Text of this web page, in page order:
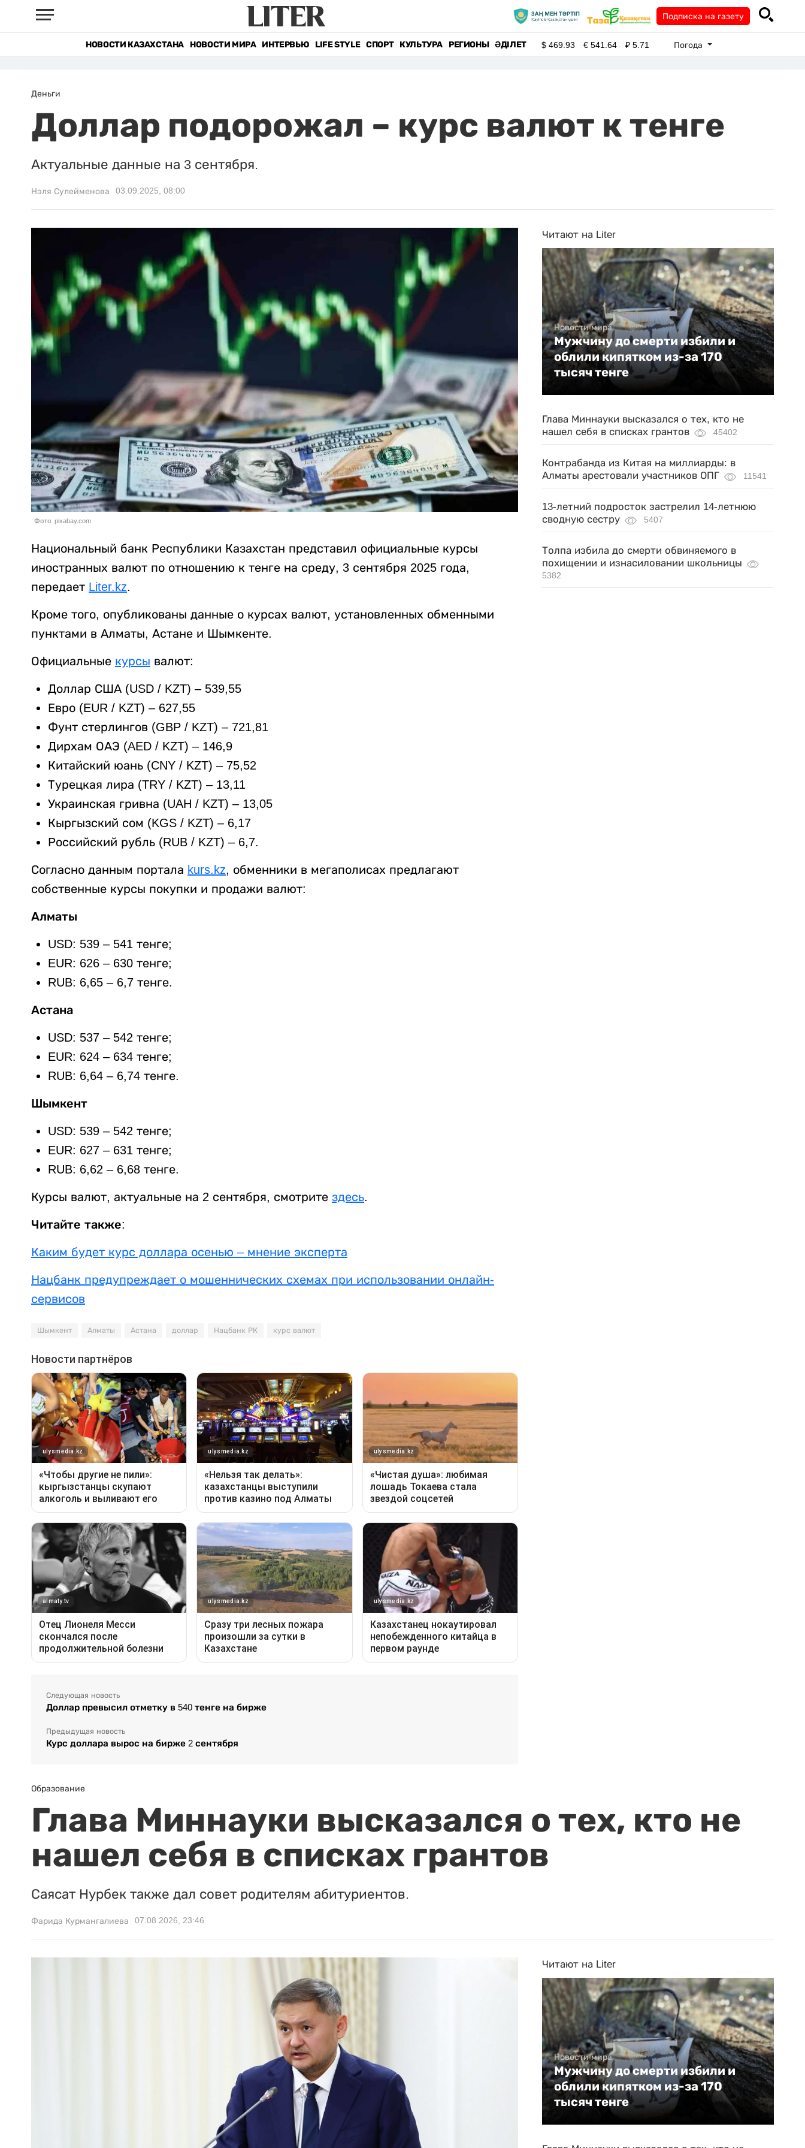
Подписка на газету
НОВОСТИ КАЗАХСТАНА НОВОСТИ МИРА ИНТЕРВЬЮ LIFE STYLE СПОРТ КУЛЬТУРА РЕГИОНЫ ӘДІЛЕТ $469.93 €541.64 ₽5.71 Погода
Деньги
Доллар подорожал – курс валют к тенге
Актуальные данные на 3 сентября.
Нэля Сулейменова 03.09.2025, 08:00
Фото: pixabay.com
Национальный банк Республики Казахстан представил официальные курсы
иностранных валют по отношению к тенге на среду, 3 сентября 2025 года,
передает Liter.kz.
Кроме того, опубликованы данные о курсах валют, установленных обменными
пунктами в Алматы, Астане и Шымкенте.
Официальные курсы валют:
Доллар США (USD / KZT) – 539,55
Евро (EUR / KZT) – 627,55
Фунт стерлингов (GBP / KZT) – 721,81
Дирхам ОАЭ (AED / KZT) – 146,9
Китайский юань (CNY / KZT) – 75,52
Турецкая лира (TRY / KZT) – 13,11
Украинская гривна (UAH / KZT) – 13,05
Кыргызский сом (KGS / KZT) – 6,17
Российский рубль (RUB / KZT) – 6,7.
Согласно данным портала kurs.kz, обменники в мегаполисах предлагают
собственные курсы покупки и продажи валют:
Алматы
USD: 539 – 541 тенге;
EUR: 626 – 630 тенге;
RUB: 6,65 – 6,7 тенге.
Астана
USD: 537 – 542 тенге;
EUR: 624 – 634 тенге;
RUB: 6,64 – 6,74 тенге.
Шымкент
USD: 539 – 542 тенге;
EUR: 627 – 631 тенге;
RUB: 6,62 – 6,68 тенге.
Курсы валют, актуальные на 2 сентября, смотрите здесь.
Читайте также:
Каким будет курс доллара осенью – мнение эксперта
Нацбанк предупреждает о мошеннических схемах при использовании онлайн-
сервисов
Шымкент Алматы Астана доллар Нацбанк РК курс валют
Следующая новость
Доллар превысил отметку в 540 тенге на бирже
Предыдущая новость
Курс доллара вырос на бирже 2 сентября
Читают на Liter
Новости мира
Мужчину до смерти избили и
облили кипятком из-за 170
тысяч тенге
Глава Миннауки высказался о тех, кто не
нашел себя в списках грантов
45402
Контрабанда из Китая на миллиарды: в
Алматы арестовали участников ОПГ
11541
13-летний подросток застрелил 14-летнюю
сводную сестру
5407
Толпа избила до смерти обвиняемого в
похищении и изнасиловании школьницы
5382
Образование
Глава Миннауки высказался о тех, кто не
нашел себя в списках грантов
Саясат Нурбек также дал совет родителям абитуриентов.
Фарида Курмангалиева 07.08.2026, 23:46
Читают на Liter
Новости мира
Мужчину до смерти избили и
облили кипятком из-за 170
тысяч тенге